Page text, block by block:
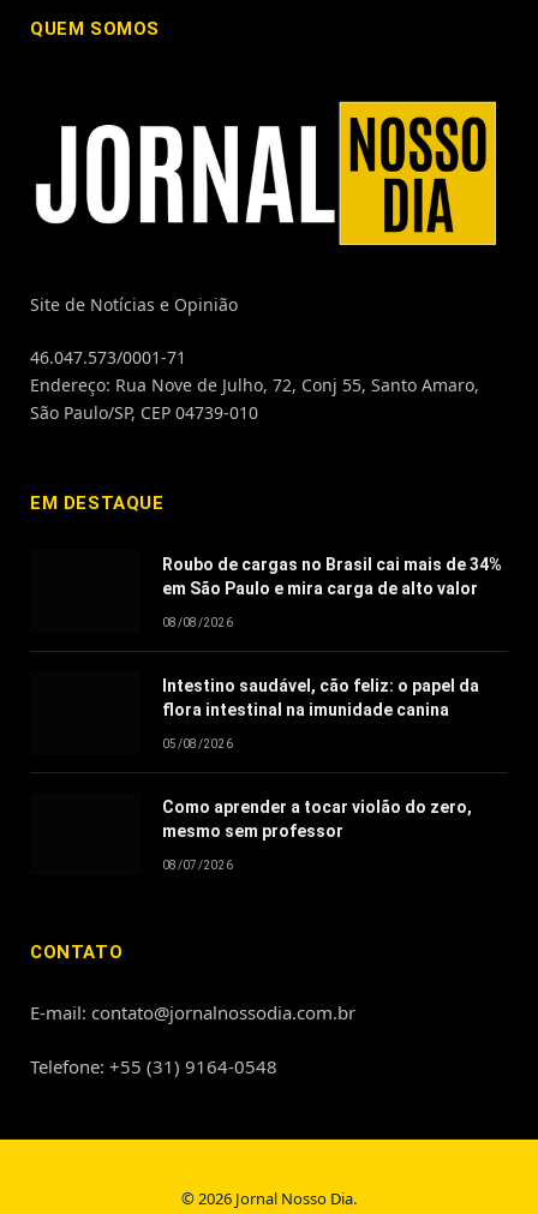
QUEM SOMOS
Site de Notícias e Opinião
46.047.573/0001-71
Endereço: Rua Nove de Julho, 72, Conj 55, Santo Amaro,
São Paulo/SP, CEP 04739-010
EM DESTAQUE
Roubo de cargas no Brasil cai mais de 34%
em São Paulo e mira carga de alto valor
08/08/2026
Intestino saudável, cão feliz: o papel da
flora intestinal na imunidade canina
05/08/2026
Como aprender a tocar violão do zero,
mesmo sem professor
08/07/2026
CONTATO
E-mail: contato@jornalnossodia.com.br
Telefone: +55 (31) 9164-0548
© 2026 Jornal Nosso Dia.